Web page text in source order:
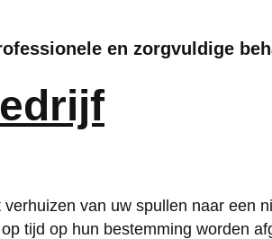
en zorgvuldige
van uw spullen naar een
tijd op hun bestemming worden